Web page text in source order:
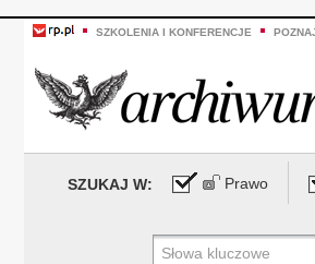
SZKOLENIA I KONFERENCJE
SZUKAJ W: Prawo